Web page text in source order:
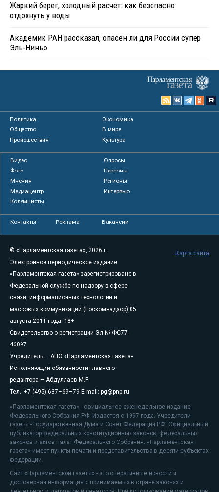
Жаркий берег, холодный расчет: как безопасно
отдохнуть у воды
Академик РАН рассказал, опасен ли для России супер
Эль-Ниньо
Политика
Экономика
Общество
В мире
Происшествия
Культура
Видео
Опросы
Фото
Персоны
Мнения
Регионы
Медиацентр
Интервью
Колумнисты
Контакты Реклама Вакансии
© «Парламентская газета», 2026 г.
Электронное периодическое издание
«Парламентская газета» зарегистрировано в
Федеральной службе по надзору в сфере
связи, информационных технологий и
массовых коммуникаций (Роскомнадзор) 05
августа 2011 года. 18+
Свидетельство о регистрации Эл № ФС77-
46097
Учредитель — АНО «Парламентская газета»
Исполняющий обязанности главного
редактора — Абдуллаев М.Р.
Тел.: +7 (495) 637–69–79 E-mail: pg@pnp.ru
«Парламентская газета» - официальное еженедельное издание
Федерального Собрания РФ. Издается с 1997 года. Учредители
газеты - Государственная Дума и Совет Федерации РФ. Официальный
публикатор федеральных конституционных законов, федеральных
законов и актов палат Федерального Собрания. «Парламентская
газета» имеет пункты печати и представительства в десяти субъектах
федерации.
Сайт «Парламентской газеты» - это оперативные новости и
достоверная информация о принимаемых в стране законах и
Карта сайта